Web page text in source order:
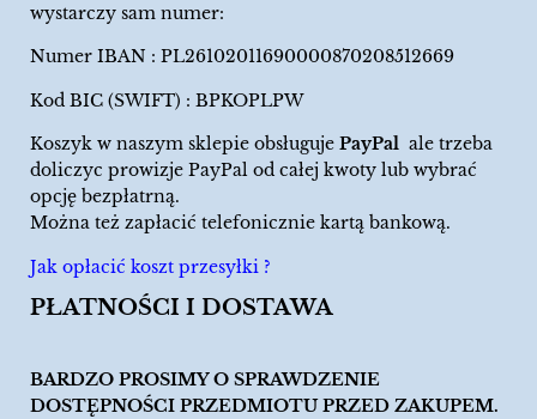
wystarczy sam numer:
Numer IBAN : PL26102011690000870208512669
Kod BIC (SWIFT) : BPKOPLPW
Koszyk w naszym sklepie obsługuje PayPal ale trzeba
doliczyc prowizje PayPal od całej kwoty lub wybrać
opcję bezpłatrną.
Można też zapłacić telefonicznie kartą bankową.
Jak opłacić koszt przesyłki ?
PŁATNOŚCI I DOSTAWA
BARDZO PROSIMY O SPRAWDZENIE
DOSTĘPNOŚCI PRZEDMIOTU PRZED ZAKUPEM.